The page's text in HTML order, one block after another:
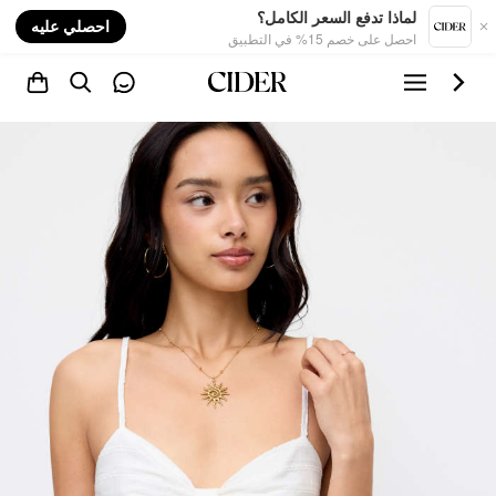
لماذا تدفع السعر الكامل؟
احصل على خصم 15% في التطبيق
احصلي عليه